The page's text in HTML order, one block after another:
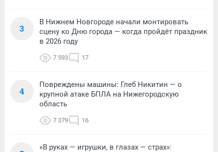
3
В Нижнем Новгороде начали монтировать
сцену ко Дню города — когда пройдёт праздник
в 2026 году
7 593 17
4
Повреждены машины: Глеб Никитин — о
крупной атаке БПЛА на Нижегородскую
область
7 379 16
«В руках — игрушки, в глазах — страх»: